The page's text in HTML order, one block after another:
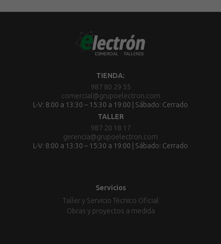
TIENDA:
987 80 29 55
comercial@grupoelectron.com
L-V: 8:00 a 13:30 – 15:30 a 19:00 | Sábado: Cerrado
TALLER
987 20 18 17
gerencia@grupoelectron.com
L-V: 8:00 a 13:30 – 15:30 a 19:00 | Sábado: Cerrado
Servicios
Taller y Servicio Técnico Oficial
Obras y proyectos a medida